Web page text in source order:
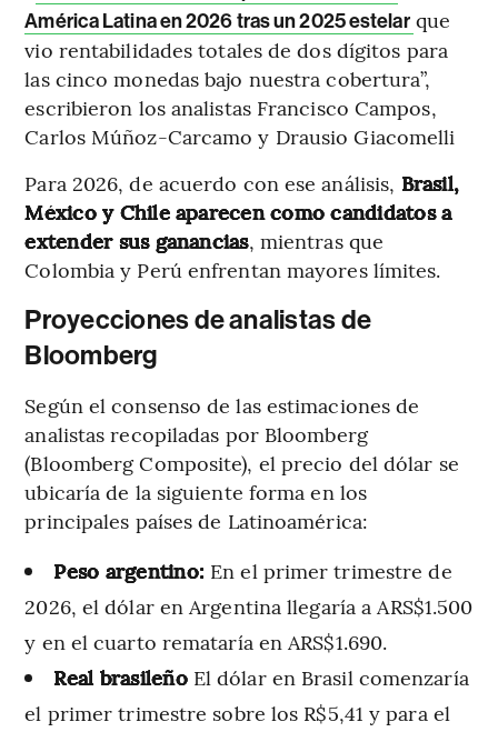
América Latina en 2026 tras un 2025 estelar que
vio rentabilidades totales de dos dígitos para
las cinco monedas bajo nuestra cobertura”,
escribieron los analistas Francisco Campos,
Carlos Múñoz-Carcamo y Drausio Giacomelli
Para 2026, de acuerdo con ese análisis, Brasil,
México y Chile aparecen como candidatos a
extender sus ganancias, mientras que
Colombia y Perú enfrentan mayores límites.
Proyecciones de analistas de
Bloomberg
Según el consenso de las estimaciones de
analistas recopiladas por Bloomberg
(Bloomberg Composite), el precio del dólar se
ubicaría de la siguiente forma en los
principales países de Latinoamérica:
Peso argentino: En el primer trimestre de
2026, el dólar en Argentina llegaría a ARS$1.500
y en el cuarto remataría en ARS$1.690.
Real brasileñoEl dólar en Brasil comenzaría
el primer trimestre sobre los R$5,41 y para el